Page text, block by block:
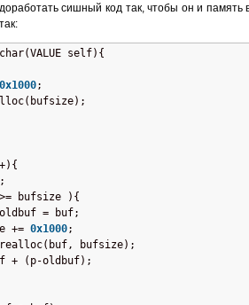
сишный код так, чтобы он и
self){
0x1000;
;
bufsize ){
= buf;
+=
0x1000;
bufsize);
+ (p-oldbuf);